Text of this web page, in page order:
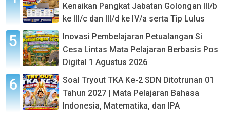
Kenaikan Pangkat Jabatan Golongan III/b
ke III/c dan III/d ke IV/a serta Tip Lulus
Inovasi Pembelajaran Petualangan Si
Cesa Lintas Mata Pelajaran Berbasis Pos
Digital 1 Agustus 2026
Soal Tryout TKA Ke-2 SDN Ditotrunan 01
Tahun 2027 | Mata Pelajaran Bahasa
Indonesia, Matematika, dan IPA